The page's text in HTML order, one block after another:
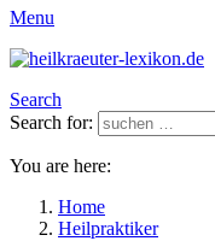
Menu
Search
Search for:
You are here:
Home
Heilpraktiker